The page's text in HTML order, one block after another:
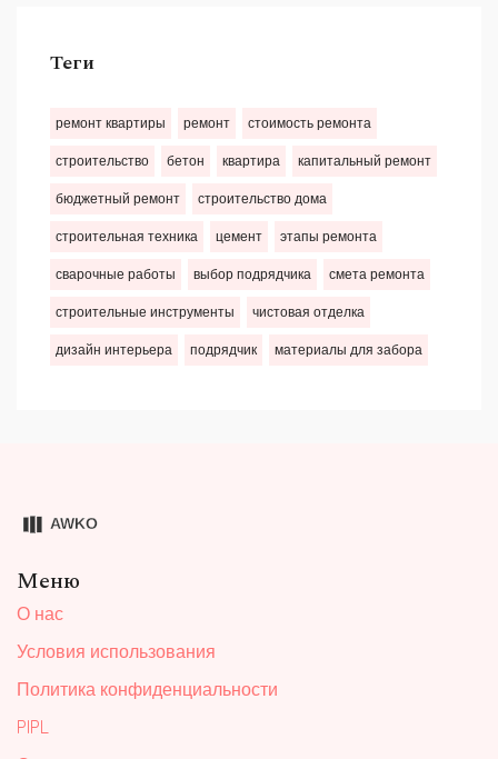
Теги
ремонт квартиры ремонт стоимость ремонта
строительство бетон квартира капитальный ремонт
бюджетный ремонт строительство дома
строительная техника цемент этапы ремонта
сварочные работы выбор подрядчика смета ремонта
строительные инструменты чистовая отделка
дизайн интерьера подрядчик материалы для забора
Меню
О нас
Условия использования
Политика конфиденциальности
PIPL